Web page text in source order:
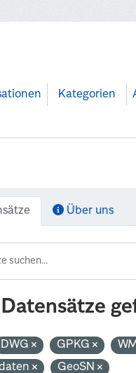
Kategorien
Über uns
Datensätze
DWG GPKG
GeoSN